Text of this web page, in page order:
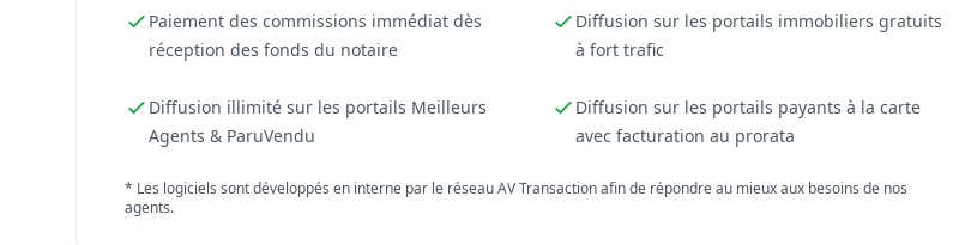
Paiement des commissions immédiat dès
réception des fonds du notaire
Diffusion sur les portails immobiliers gratuits
à fort trafic
Diffusion illimité sur les portails Meilleurs
Agents & ParuVendu
Diffusion sur les portails payants à la carte
avec facturation au prorata
* Les logiciels sont développés en interne par le réseau AV Transaction afin de répondre au mieux aux besoins de nos
agents.